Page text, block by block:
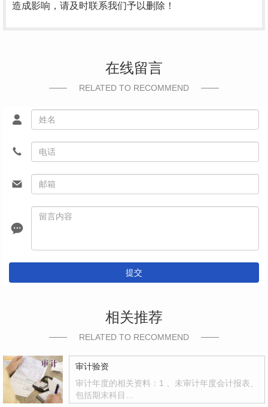
造成影响，请及时联系我们予以删除！
在线留言
RELATED TO RECOMMEND
提交
相关推荐
RELATED TO RECOMMEND
审计验资
审计年度的相关资料：1 、未审计年度会计报表、
包括期末科目…